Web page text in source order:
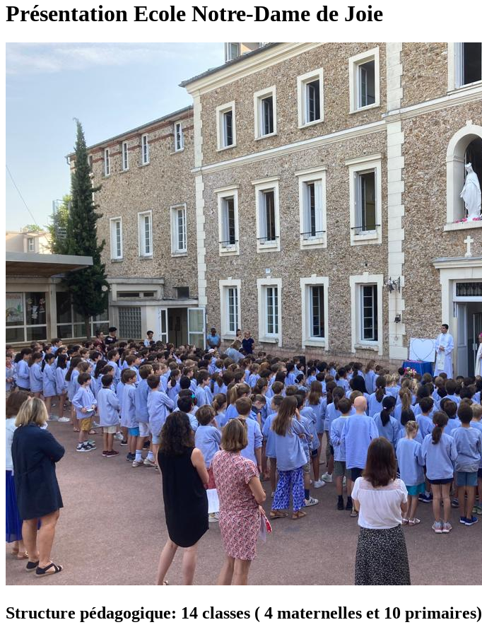
Présentation Ecole Notre-Dame de Joie
Structure pédagogique: 14 classes ( 4 maternelles et 10 primaires)